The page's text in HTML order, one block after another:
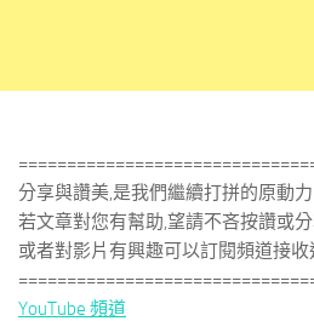
分享與讚美,是我們繼續打拼的原動力.
若文章對您有幫助,望請不吝按讚或
或者對影片有興趣可以訂閱頻道接收
YouTube 頻道